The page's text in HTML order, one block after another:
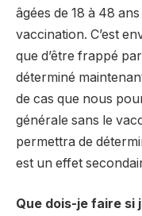
âgées de 18 à 48
vaccination. C’est
que d’être frappé
déterminé
de cas que nous
générale sans le
permettra de
est un effet
Que dois-je faire si